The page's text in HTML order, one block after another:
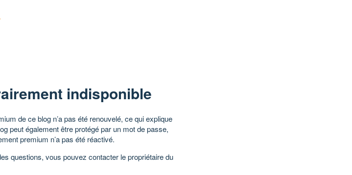
indisponible
de ce blog n’a pas été renouvelé, ce qui explique
peut également être protégé par un mot de passe,
premium n’a pas été réactivé.
questions, vous pouvez contacter le propriétaire du